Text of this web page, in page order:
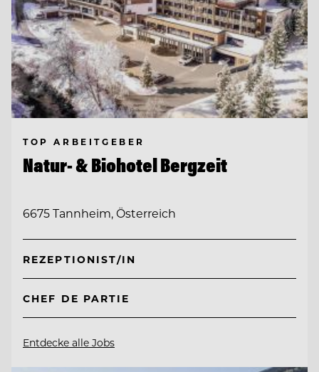
TOP ARBEITGEBER
Natur- & Biohotel Bergzeit
6675 Tannheim, Österreich
REZEPTIONIST/IN
CHEF DE PARTIE
Entdecke alle Jobs